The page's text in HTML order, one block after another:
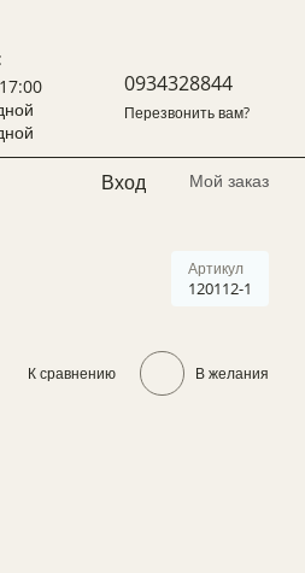
0934328844
Перезвонить вам?
Вход Мой заказ
Артикул
120112-1
К сравнению В желания